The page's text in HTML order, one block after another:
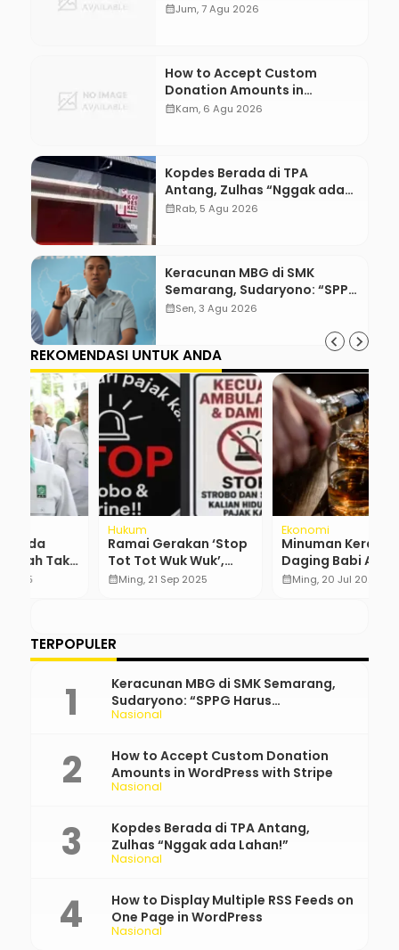
WordPress
calendar_monthJum, 7 Agu 2026
How to Accept Custom
Donation Amounts in
WordPress with Stripe
calendar_monthKam, 6 Agu 2026
Kopdes Berada di TPA
Antang, Zulhas “Nggak ada
Lahan!”
calendar_monthRab, 5 Agu 2026
Keracunan MBG di SMK
Semarang, Sudaryono: “SPPG
Harus Bertanggung Jawab!”
calendar_monthSen, 3 Agu 2026
REKOMENDASI UNTUK ANDA
Ramai Gerakan ‘Stop
Tot Tot Wuk Wuk’,
Apakah itu?
Ming, 21 Sep 2025
Minuman Keras dan
Daging Babi AS Tetap
Kena Tarif Impor
Ming, 20 Jul 2025
TERPOPULER
Nasional
Keracunan MBG di SMK Semarang,
Sudaryono: “SPPG Harus
Bertanggung Jawab!”
Nasional
How to Accept Custom Donation
Amounts in WordPress with Stripe
Nasional
Kopdes Berada di TPA Antang,
Zulhas “Nggak ada Lahan!”
Nasional
How to Display Multiple RSS Feeds on
One Page in WordPress